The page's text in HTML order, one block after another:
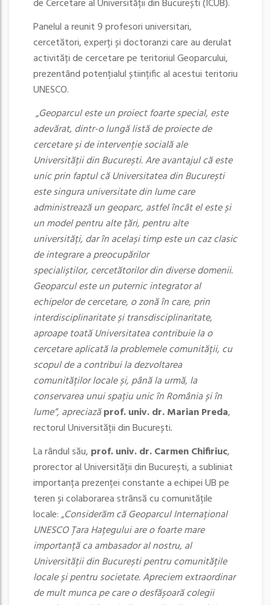
de Cercetare al Universității din București (ICUB).
Panelul a reunit 9 profesori universitari,
cercetători, experți și doctoranzi care au derulat
activități de cercetare pe teritoriul Geoparcului,
prezentând potențialul științific al acestui teritoriu
UNESCO.
„Geoparcul este un proiect foarte special, este
adevărat, dintr-o lungă listă de proiecte de
cercetare și de intervenție socială ale
Universității din București. Are avantajul că este
unic prin faptul că Universitatea din București
este singura universitate din lume care
administrează un geoparc, astfel încât el este și
un model pentru alte țări, pentru alte
universități, dar în același timp este un caz clasic
de integrare a preocupărilor
specialiștilor, cercetătorilor din diverse domenii.
Geoparcul este un puternic integrator al
echipelor de cercetare, o zonă în care, prin
interdisciplinaritate și transdisciplinaritate,
aproape toată Universitatea contribuie la o
cercetare aplicată la problemele comunității, cu
scopul de a contribui la dezvoltarea
comunităților locale și, până la urmă, la
conservarea unui spațiu unic în România și în
lume”, apreciazăprof. univ. dr. Marian Preda,
rectorul Universității din București.
La rândul său, prof. univ. dr. Carmen Chifiriuc,
prorector al Universității din București, a subliniat
importanța prezenței constante a echipei UB pe
teren și colaborarea strânsă cu comunitățile
locale:„Considerăm că Geoparcul Internațional
UNESCO Țara Hațegului are o foarte mare
importanță ca ambasador al nostru, al
Universității din București pentru comunitățile
locale și pentru societate. Apreciem extraordinar
de mult munca pe care o desfășoară colegii